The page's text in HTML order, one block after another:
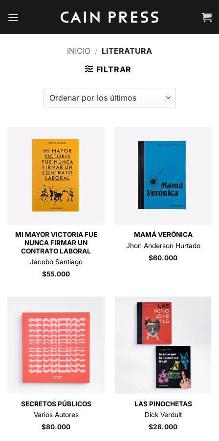
INICIO / LITERATURA
FILTRAR
MI MAYOR VICTORIA FUE
NUNCA FIRMAR UN
CONTRATO LABORAL
Jacobo Santiago
$55.000
MAMÁ VERÓNICA
Jhon Anderson Hurtado
$60.000
SECRETOS PÚBLICOS
Varios Autores
$80.000
LAS PINOCHETAS
Dick Verdult
$28.000